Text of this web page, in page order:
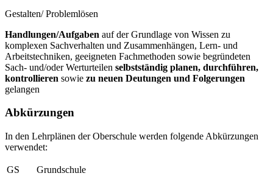
Gestalten/ Problemlösen
Handlungen/Aufgaben auf der Grundlage von Wissen zu
komplexen Sachverhalten und Zusammenhängen, Lern- und
Arbeitstechniken, geeigneten Fachmethoden sowie begründeten
Sach- und/oder Werturteilen selbstständig planen, durchführen,
kontrollieren sowie zu neuen Deutungen und Folgerungen
gelangen
Abkürzungen
In den Lehrplänen der Oberschule werden folgende Abkürzungen
verwendet:
GS
Grundschule